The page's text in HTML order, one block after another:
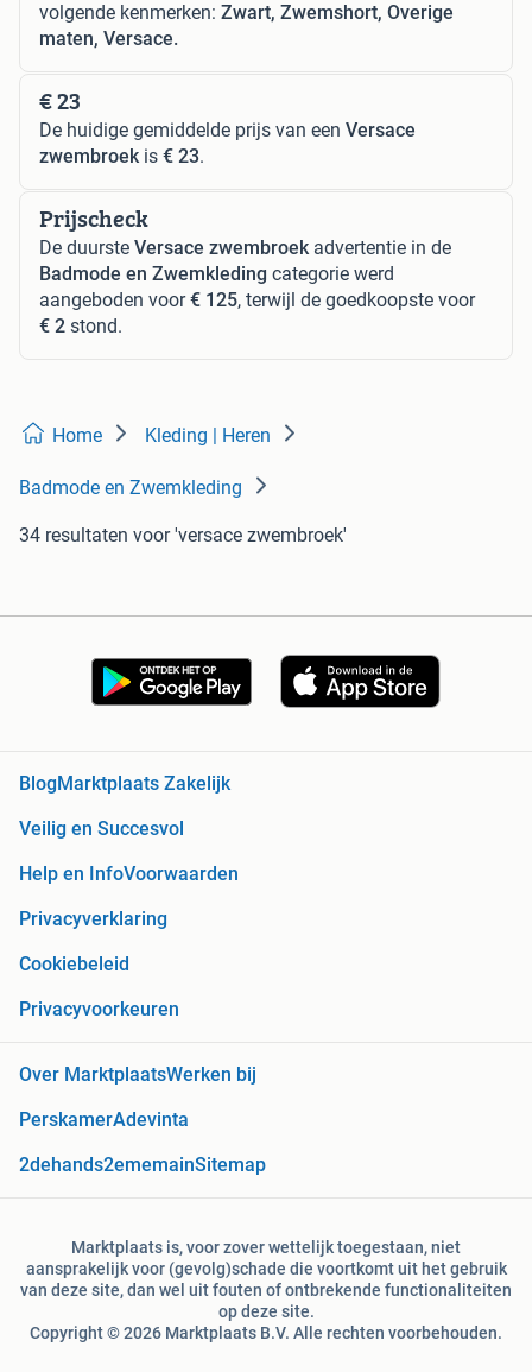
volgende kenmerken: Zwart, Zwemshort, Overige
maten, Versace.
€ 23
De huidige gemiddelde prijs van een Versace
zwembroekis € 23.
Prijscheck
De duurste Versace zwembroekadvertentie in de
Badmode en Zwemkleding categorie werd
aangeboden voor€ 125, terwijl de goedkoopste voor
€ 2 stond.
Home Kleding | Heren
Badmode en Zwemkleding
34 resultaten voor 'versace zwembroek'
Blog Marktplaats Zakelijk
Veilig en Succesvol
Help en InfoVoorwaarden
Privacyverklaring
Cookiebeleid
Privacyvoorkeuren
Over MarktplaatsWerken bij
PerskamerAdevinta
2dehands2ememainSitemap
Marktplaats is, voor zover wettelijk toegestaan, niet
aansprakelijk voor (gevolg)schade die voortkomt uit het gebruik
van deze site, dan wel uit fouten of ontbrekende functionaliteiten
op deze site.
Copyright © 2026 Marktplaats B.V. Alle rechten voorbehouden.